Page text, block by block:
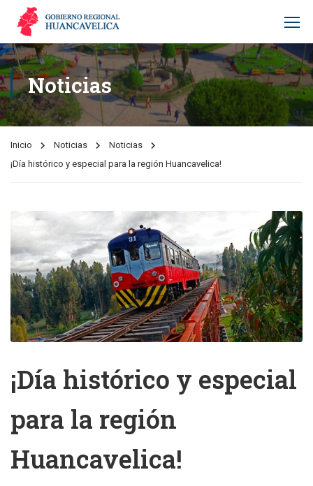
Noticias
Inicio Noticias
Noticias
¡Día histórico y especial para la región Huancavelica!
¡Día histórico y especial
para la región
Huancavelica!